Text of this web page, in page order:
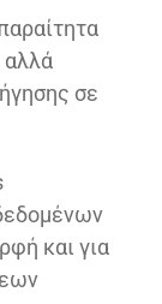
αλλά
σε
και για